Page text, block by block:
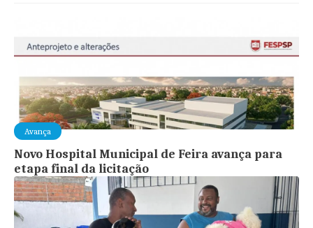
Avança
Novo Hospital Municipal de Feira avança para
etapa final da licitação